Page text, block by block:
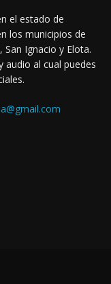
el estado de
los municipios de
San Ignacio y Elota.
audio al cual puedes